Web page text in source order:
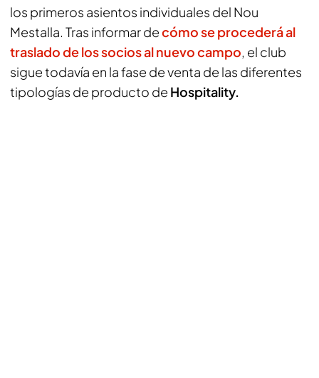
los primeros asientos individuales del Nou
Mestalla. Tras informar decómo se procederá al
traslado de los socios al nuevo campo, el club
sigue todavía en la fase de venta de las diferentes
tipologías de producto de Hospitality.